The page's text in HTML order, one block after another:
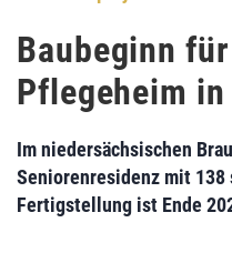
Baubeginn
Pflegeheim
Im niedersächsischen
Seniorenresidenz mit
Fertigstellung ist Ende